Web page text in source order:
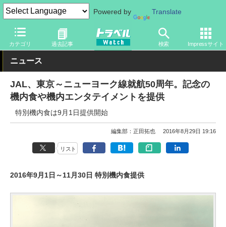
Powered by Translate
カテゴリ 過去記事 検索 Impressサイト
トラベル Watch 企業・政府・官庁 国内エアライン JAL
ニュース
JAL、東京～ニューヨーク線就航50周年。記念の
機内食や機内エンタテイメントを提供
特別機内食は9月1日提供開始
編集部：正田拓也 2016年8月29日 19:16
リスト
2016年9月1日～11月30日 特別機内食提供